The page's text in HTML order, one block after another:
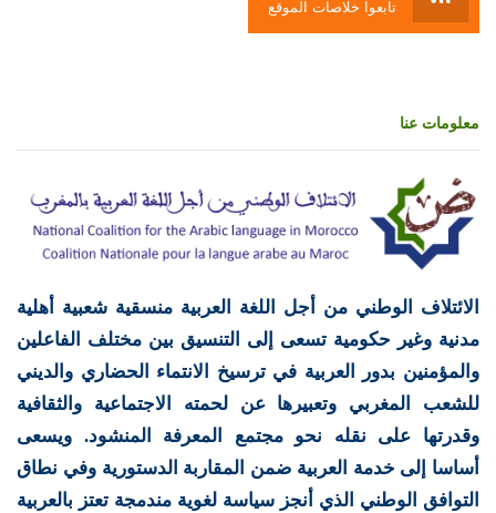
تابعوا خلاصات الموقع
معلومات عنا
الائتلاف الوطني من أجل اللغة العربية منسقية شعبية أهلية
مدنية وغير حكومية تسعى إلى التنسيق بين مختلف الفاعلين
والمؤمنين بدور العربية في ترسيخ الانتماء الحضاري والديني
للشعب المغربي وتعبيرها عن لحمته الاجتماعية والثقافية
وقدرتها على نقله نحو مجتمع المعرفة المنشود. ويسعى
أساسا إلى خدمة العربية ضمن المقاربة الدستورية وفي نطاق
التوافق الوطني الذي أنجز سياسة لغوية مندمجة تعتز بالعربية